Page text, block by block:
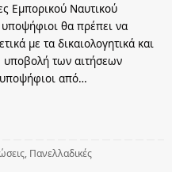
Εμπορικού Ναυτικού
θα πρέπει να
με τα δικαιολογητικά και
υποβολή των αιτήσεων
από…
, Πανελλαδικές